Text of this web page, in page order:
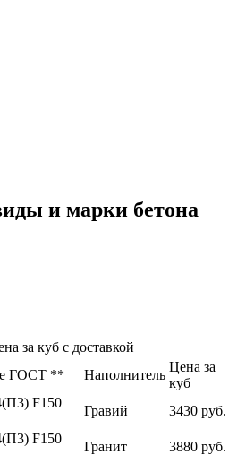
и марки бетона
за куб с доставкой
ГОСТ ** Наполнитель
Цена за
куб
F150
Гравий 3430 руб.
F150
Гранит 3880 руб.